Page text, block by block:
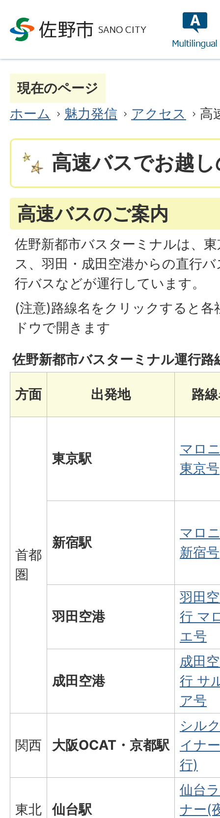
現在のページ
ホーム
魅力発信 アクセス 高
高速バスでお越
高速バスのご案内
佐野新都市バスターミナルは、
ス、羽田・成田空港からの直行
行バスなどが運行しています。
(注意)路線名をクリックすると
ドウで開きます
佐野新都市バスターミナル運行路
方面 出発地 路
首都
圏
東京駅
マロ
東京号
新宿駅
マロ
新宿号
羽田空港
羽田
行 マ
エ号
成田空港
成田
行 サ
ア号
関西 大阪OCAT・京都駅
シル
イナ
行)
東北 仙台駅
仙台
ナー(